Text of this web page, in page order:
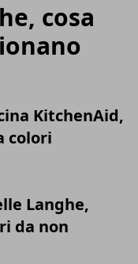
cosa
KitchenAid,
colori
Langhe,
da non